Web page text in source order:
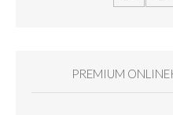
PREMIUM